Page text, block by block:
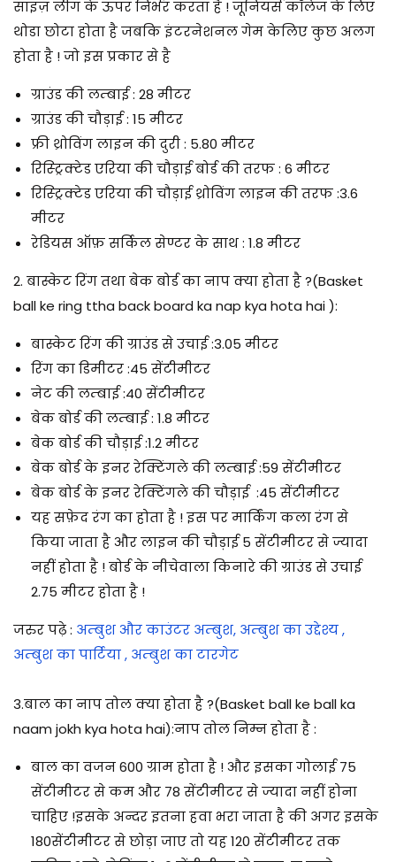
साइज़ लीग के ऊपर निर्भर करता है ! जूनियर्स कॉलेज के लिए
थोडा छोटा होता है जबकि इंटरनेशनल गेम केलिए कुछ अलग
होता है ! जो इस प्रकार से है
ग्राउंड की लम्बाई : 28 मीटर
ग्राउंड की चौड़ाई : 15 मीटर
फ्री थ्रोविंग लाइन की दुरी : 5.80 मीटर
रिस्ट्रिक्टेड एरिया की चौड़ाई बोर्ड की तरफ : 6 मीटर
रिस्ट्रिक्टेड एरिया की चौड़ाई थ्रोविंग लाइन की तरफ :3.6
मीटर
रेडियस ऑफ़ सर्किल सेण्टर के साथ : 1.8 मीटर
2. बास्केट रिंग तथा बेक बोर्ड का नाप क्या होता है ?(Basket
ball ke ring ttha back board ka nap kya hota hai ):
बास्केट रिंग की ग्राउंड से उचाई :3.05 मीटर
रिंग का डिमीटर :45 सेंटीमीटर
नेट की लम्बाई :40 सेंटीमीटर
बेक बोर्ड की लम्बाई : 1.8 मीटर
बेक बोर्ड की चौड़ाई :1.2 मीटर
बेक बोर्ड के इनर रेक्टिंगले की लम्बाई :59 सेंटीमीटर
बेक बोर्ड के इनर रेक्टिंगले की चौड़ाई :45 सेंटीमीटर
यह सफ़ेद रंग का होता है ! इस पर मार्किंग कला रंग से
किया जाता है और लाइन की चौड़ाई 5 सेंटीमीटर से ज्यादा
नहीं होता है ! बोर्ड के नीचेवाला किनारे की ग्राउंड से उचाई
2.75 मीटर होता है !
जरुर पढ़े : अम्बुश और काउंटर अम्बुश, अम्बुश का उद्देश्य ,
अम्बुश का पार्टिया , अम्बुश का टारगेट
3.बालका नाप तोल क्या होता है ?(Basket ball ke ball ka
naam jokh kya hota hai):नाप तोल निम्न होता है :
बाल का वजन 600 ग्राम होता है ! और इसका गोलाई 75
सेंटीमीटर से कम और 78 सेंटीमीटर से ज्यादा नहीं होना
चाहिए !इसके अन्दर इतना हवा भरा जाता है की अगर इसके
180सेंटीमीटर से छोड़ा जाए तो यह 120 सेंटीमीटर तक